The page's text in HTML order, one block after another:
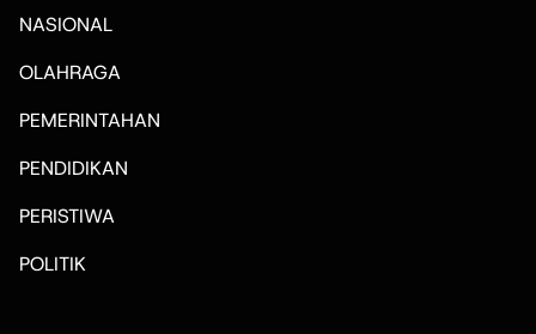
NASIONAL
OLAHRAGA
PEMERINTAHAN
PENDIDIKAN
PERISTIWA
POLITIK